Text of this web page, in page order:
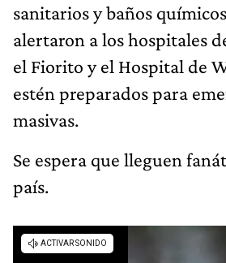
sanitarios y baños
alertaron a los hospitales
el Fiorito y el Hospital de
estén preparados para
masivas.
Se espera que lleguen
país.